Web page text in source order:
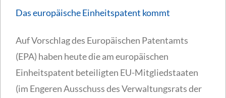
Das europäische Einheitspatent kommt
Auf Vorschlag des Europäischen Patentamts
(EPA) haben heute die am europäischen
Einheitspatent beteiligten EU-Mitgliedstaaten
(im Engeren Ausschuss des Verwaltungsrats der